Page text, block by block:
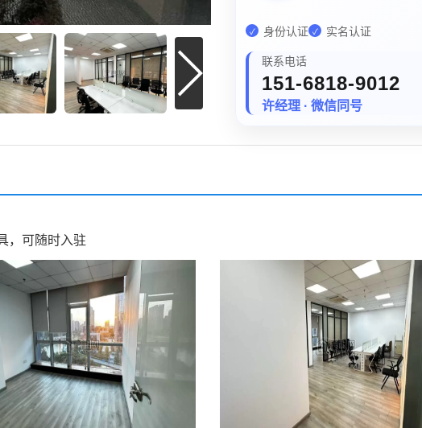
✓ 身份认证 ✓ 实名认证
联系电话
151-6818-9012
许经理 · 微信同号
，可随时入驻